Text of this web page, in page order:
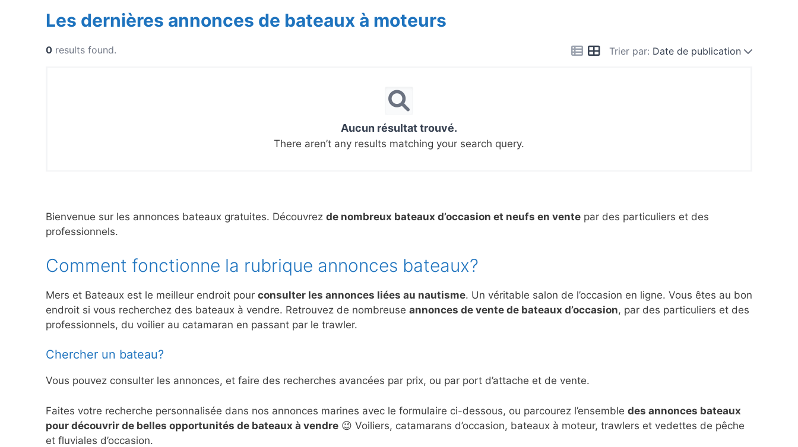
Les dernières annonces de bateaux à moteurs
Trier par: Date de publication
0 results found.
Aucun résultat trouvé.
There aren’t any results matching your search query.
Bienvenue sur les annonces bateaux gratuites. Découvrez de nombreux bateaux d’occasion et neufs en vente par des particuliers et des
professionnels.
Comment fonctionne la rubrique annonces bateaux?
Mers et Bateaux est le meilleur endroit pour consulter les annonces liées au nautisme. Un véritable salon de l’occasion en ligne. Vous êtes au bon
endroit si vous recherchez des bateaux à vendre. Retrouvez de nombreuse annonces de vente de bateaux d’occasion, par des particuliers et des
professionnels, du voilier au catamaran en passant par le trawler.
Chercher un bateau?
Vous pouvez consulter les annonces, et faire des recherches avancées par prix, ou par port d’attache et de vente.
Faites votre recherche personnalisée dans nos annonces marines avec le formulaire ci-dessous, ou parcourez l’ensemble des annonces bateaux
pour découvrir de belles opportunités de bateaux à vendre 😉 Voiliers, catamarans d’occasion, bateaux à moteur, trawlers et vedettes de pêche
et fluviales d’occasion.